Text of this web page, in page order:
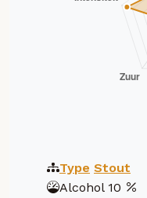
Type Stout
Alcohol 10